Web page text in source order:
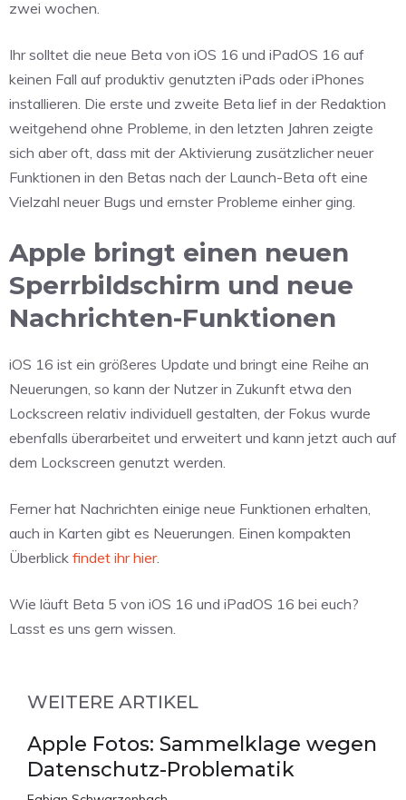
zwei wochen.
Ihr solltet die neue Beta von iOS 16 und iPadOS 16 auf
keinen Fall auf produktiv genutzten iPads oder iPhones
installieren. Die erste und zweite Beta lief in der Redaktion
weitgehend ohne Probleme, in den letzten Jahren zeigte
sich aber oft, dass mit der Aktivierung zusätzlicher neuer
Funktionen in den Betas nach der Launch-Beta oft eine
Vielzahl neuer Bugs und ernster Probleme einher ging.
Apple bringt einen neuen
Sperrbildschirm und neue
Nachrichten-Funktionen
iOS 16 ist ein größeres Update und bringt eine Reihe an
Neuerungen, so kann der Nutzer in Zukunft etwa den
Lockscreen relativ individuell gestalten, der Fokus wurde
ebenfalls überarbeitet und erweitert und kann jetzt auch auf
dem Lockscreen genutzt werden.
Ferner hat Nachrichten einige neue Funktionen erhalten,
auch in Karten gibt es Neuerungen. Einen kompakten
Überblick findet ihr hier.
Wie läuft Beta 5 von iOS 16 und iPadOS 16 bei euch?
Lasst es uns gern wissen.
WEITERE ARTIKEL
Apple Fotos: Sammelklage wegen
Datenschutz-Problematik